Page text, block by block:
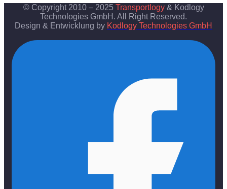
© Copyright 2010 – 2025 Transportlogy& Kodlogy
Technologies GmbH. All Right Reserved.
Design & Entwicklung by Kodlogy Technologies GmbH